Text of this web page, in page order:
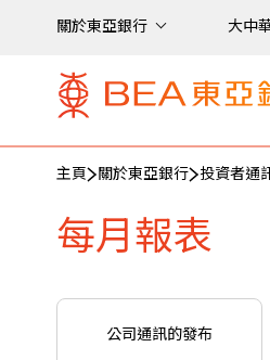
關於東亞銀行 大中
主頁 關於東亞銀行 投資者通
每月報表
公司通訊的發布